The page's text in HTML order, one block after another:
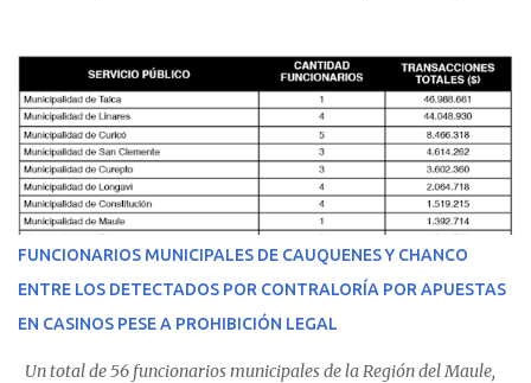
malestares físicos. Dada la complejidad de su estado de salud, el
equipo médico determinó su traslado de urgencia al Hospital
Regional de Talca y dado la urgencia la ambulancia partió hacia
Talca con escolta de Carabineros. En medio del traslado, el
estudiante de medicina de 25 años, se agravó y pese a los esfuerzos
del personal de emergencia terminó falleciendo, sin alcanzar a
recibir atención especializada en el centro de destino. Apenas se
conoció la gravedad de su condición, sus padres —residentes en
Villarrica— se trasladaron a Cauquenes con la esperanza de una
evolución favorable. No obstante, alrededo...
FUNCIONARIOS MUNICIPALES DE CAUQUENES Y CHANCO
ENTRE LOS DETECTADOS POR CONTRALORÍA POR APUESTAS
EN CASINOS PESE A PROHIBICIÓN LEGAL
Un total de 56 funcionarios municipales de la Región del Maule,